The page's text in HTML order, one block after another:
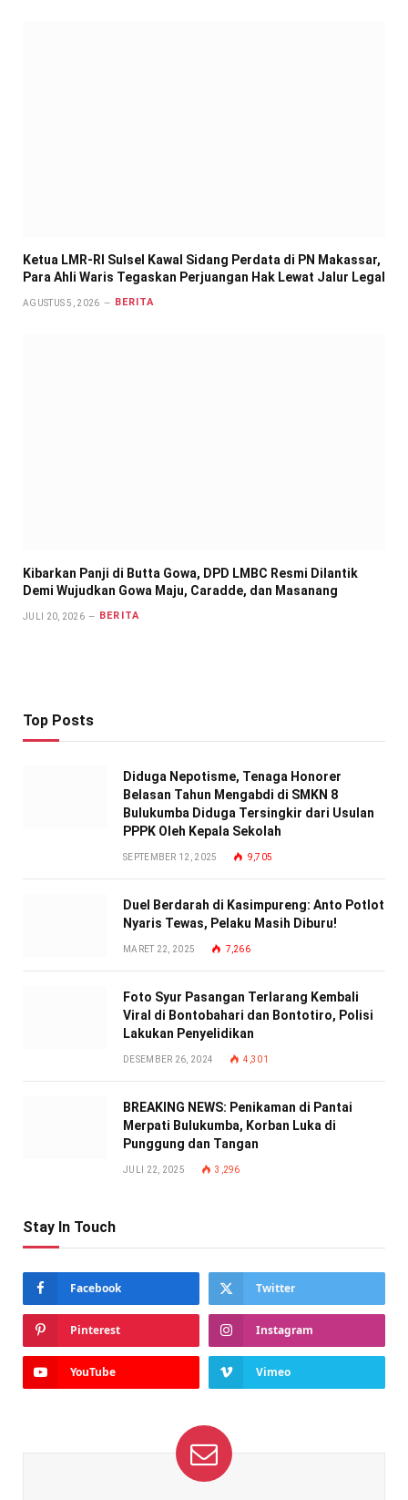
Ketua LMR-RI Sulsel Kawal Sidang Perdata di PN Makassar,
Para Ahli Waris Tegaskan Perjuangan Hak Lewat Jalur Legal
AGUSTUS 5, 2026 BERITA
Kibarkan Panji di Butta Gowa, DPD LMBC Resmi Dilantik
Demi Wujudkan Gowa Maju, Caradde, dan Masanang
JULI 20, 2026 BERITA
Top Posts
Diduga Nepotisme, Tenaga Honorer
Belasan Tahun Mengabdi di SMKN 8
Bulukumba Diduga Tersingkir dari Usulan
PPPK Oleh Kepala Sekolah
SEPTEMBER 12, 2025 9,705
Duel Berdarah di Kasimpureng: Anto Potlot
Nyaris Tewas, Pelaku Masih Diburu!
MARET 22, 2025 7,266
Foto Syur Pasangan Terlarang Kembali
Viral di Bontobahari dan Bontotiro, Polisi
Lakukan Penyelidikan
DESEMBER 26, 2024 4,301
BREAKING NEWS: Penikaman di Pantai
Merpati Bulukumba, Korban Luka di
Punggung dan Tangan
JULI 22, 2025 3,296
Stay In Touch
Facebook Twitter
Pinterest Instagram
YouTube Vimeo